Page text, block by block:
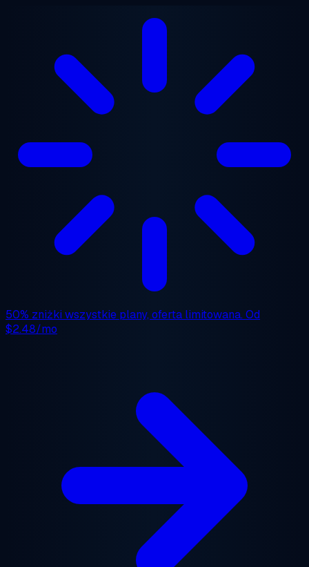
50% zniżki wszystkie plany, oferta limitowana. Od
$2.48/mo